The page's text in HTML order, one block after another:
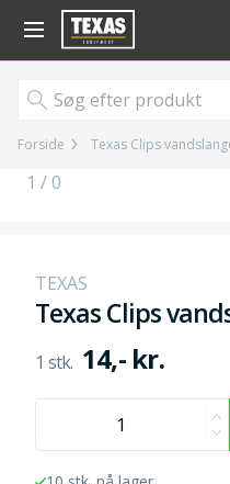
Gå til kurv (
Forside Texas Clips
1 / 0
TEXAS
Texas Clips
14,- kr.